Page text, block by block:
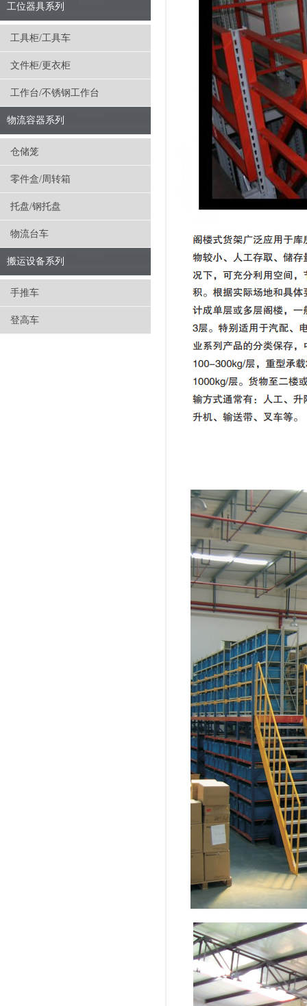
工位器具系列
工具柜/工具车
文件柜/更衣柜
工作台/不锈钢工作台
物流容器系列
仓储笼
零件盒/周转箱
托盘/钢托盘
物流台车
搬运设备系列
手推车
登高车